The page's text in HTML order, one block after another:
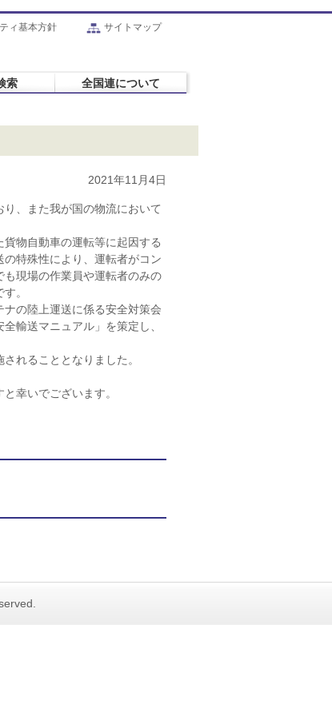
ィ基本方針 サイトマップ
索
全国連について
2021年11月4日
、また我が国の物流において
物自動車の運転等に起因する
特殊性により、運転者がコン
現場の作業員や運転者のみの
。
の陸上運送に係る安全対策会
輸送マニュアル」を策定し、
れることとなりました。
幸いでございます。